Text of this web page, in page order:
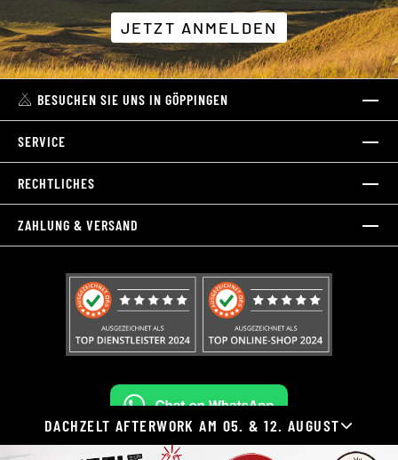
DACHZELT AFTERWORK AM 05. & 12. AUGUST
JETZT ANMELDEN
BESUCHEN SIE UNS IN GÖPPINGEN
SERVICE
RECHTLICHES
ZAHLUNG & VERSAND